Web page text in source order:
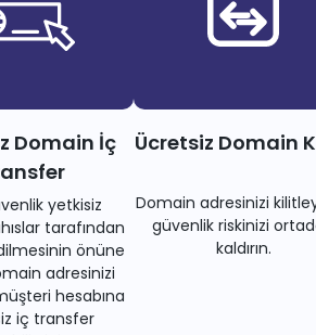
Domain İç
yetkisiz
tarafından
önüne
adresinizi
hesabına
iç transfer
Ücretsiz Domain
Domain adresinizi
güvenlik riskinizi
kaldırın.